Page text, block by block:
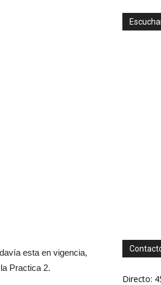
esta en vigencia,
Practica 2.
Directo: